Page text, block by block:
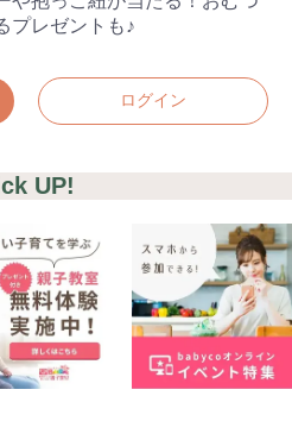
プレゼントも♪
ログイン
UP!